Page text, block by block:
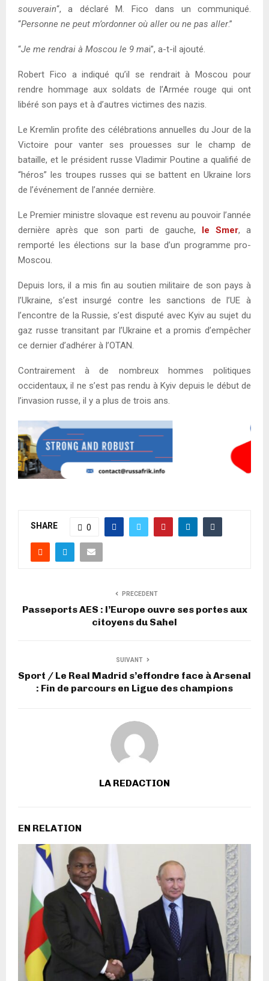
souverain“, a déclaré M. Fico dans un communiqué.
“Personne ne peut m’ordonner où aller ou ne pas aller.”
“Je me rendrai à Moscou le 9 mai”, a-t-il ajouté.
Robert Fico a indiqué qu’il se rendrait à Moscou pour
rendre hommage aux soldats de l’Armée rouge qui ont
libéré son pays et à d’autres victimes des nazis.
Le Kremlin profite des célébrations annuelles du Jour de la
Victoire pour vanter ses prouesses sur le champ de
bataille, et le président russe Vladimir Poutine a qualifié de
“héros” les troupes russes qui se battent en Ukraine lors
de l’événement de l’année dernière.
Le Premier ministre slovaque est revenu au pouvoir l’année
dernière après que son parti de gauche, le Smer, a
remporté les élections sur la base d’un programme pro-
Moscou.
Depuis lors, il a mis fin au soutien militaire de son pays à
l’Ukraine, s’est insurgé contre les sanctions de l’UE à
l’encontre de la Russie, s’est disputé avec Kyiv au sujet du
gaz russe transitant par l’Ukraine et a promis d’empêcher
ce dernier d’adhérer à l’OTAN.
Contrairement à de nombreux hommes politiques
occidentaux, il ne s’est pas rendu à Kyiv depuis le début de
l’invasion russe, il y a plus de trois ans.
SHARE 0
PRECEDENT
Passeports AES : l’Europe ouvre ses portes aux
citoyens du Sahel
SUIVANT
Sport / Le Real Madrid s’effondre face à Arsenal
: Fin de parcours en Ligue des champions
LA REDACTION
EN RELATION